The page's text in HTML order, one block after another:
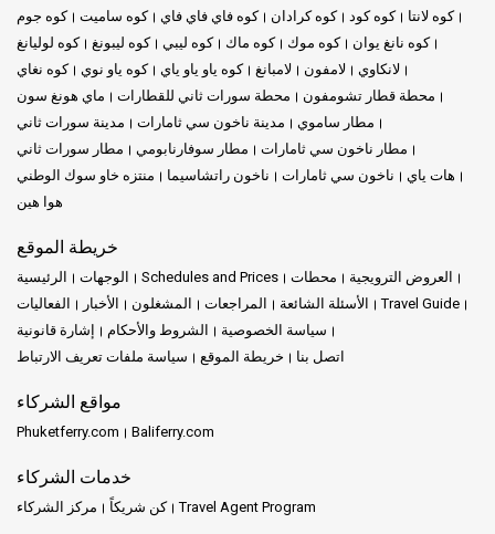
كوه جوم
كوه ساميت كوه فاي فاي فاي كوه كرادان كوه كود
كوه لانتا
كوه لوليانغ
كوه ليبونغ كوه ليبي كوه ماك كوه موك
كوه نانغ يوان
كوه نغاي
كوه ياو نوي كوه ياو ياو ياي لامبانغ لامفون
لانكاوي
ماي هونغ سون
محطة سورات ثاني للقطارات
محطة قطار تشومفون
مدينة سورات ثاني
مدينة ناخون سي ثامارات
مطار ساموي
مطار سورات ثاني
مطار سوفارنابومي
مطار ناخون سي ثامارات
منتزه خاو سوك الوطني
ناخون راتشاسيما ناخون سي ثامارات
هات ياي
هوا هين
خريطة الموقع
الرئيسية الوجهات Schedules and Prices محطات
العروض الترويجية
الفعاليات
الأخبار المشغلون المراجعات الأسئلة الشائعة
Travel Guide
إشارة قانونية
الشروط والأحكام
سياسة الخصوصية
سياسة ملفات تعريف الارتباط
خريطة الموقع اتصل بنا
مواقع الشركاء
Phuketferry.com Baliferry.com
خدمات الشركاء
مركز الشركاء كن شريكاً Travel Agent Program